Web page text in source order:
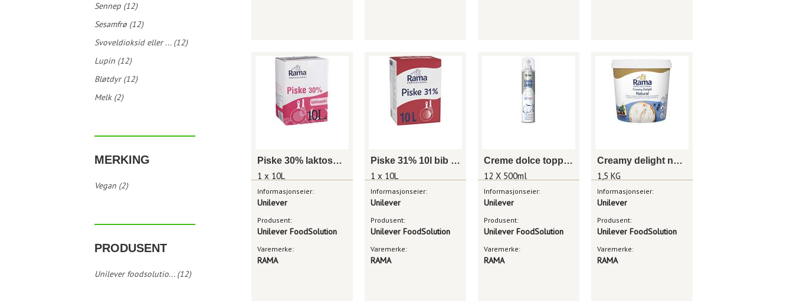
Sennep (12)
Sesamfrø (12)
Svoveldioksid eller ... (12)
Lupin (12)
Bløtdyr (12)
Melk (2)
MERKING
Vegan (2)
PRODUSENT
Unilever foodsolutio... (12)
Piske 30% laktosefri 10l bib rama professional
1 x 10L
Informasjonseier:
Unilever
Produsent:
Unilever FoodSolution
Varemerke:
RAMA
Piske 31% 10l bib rama professional multipurpose
1 x 10L
Informasjonseier:
Unilever
Produsent:
Unilever FoodSolution
Varemerke:
RAMA
Creme dolce topping (spraykrem) 500ml rama professional
12 X 500ml
Informasjonseier:
Unilever
Produsent:
Unilever FoodSolution
Varemerke:
RAMA
Creamy delight naturell rama 1,5kg
1,5 KG
Informasjonseier:
Unilever
Produsent:
Unilever FoodSolution
Varemerke:
RAMA